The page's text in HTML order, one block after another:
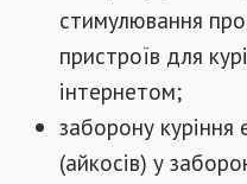
стимулювання
пристроїв для
інтернетом;
заборону куріння
(айкосів) у